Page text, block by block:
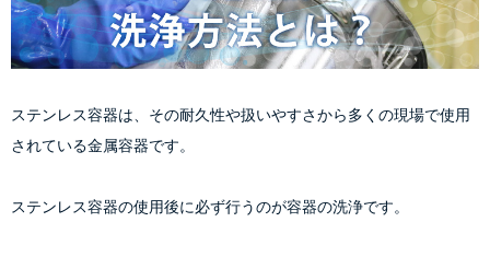
ステンレス容器は、その耐久性や扱いやすさから多くの現場で使用
されている金属容器です。
ステンレス容器の使用後に必ず行うのが容器の洗浄です。